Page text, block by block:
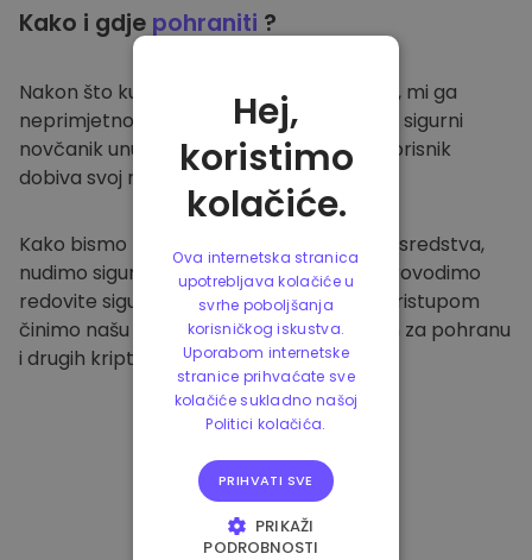
Kako i gdje pohraniti ?
Nakon što kupite na Kriptomat platformi , mi ga
neprimjetno prenosimo u vaš namjenski i sigurni
novčanik unutar naše platforme. Svaki korisnik
dobiva svoj novčanik.
Kako bismo zaštitili naše klijente i njihova sredstva,
nudimo sigurnu izvanmrežnu pohranu i provodimo
redovite sigurnosne provjere. Ovakvim pristupom
činimo našu platformu sigurnim mjestom za pohranu
i drugih kriptovaluta.
Hej,
koristimo
kolačiće.
Ova internetska stranica
upotrebljava kolačiće u
svrhe poboljšanja
korisničkog iskustva.
Uporabom internetske
stranice prihvaćate sve
kolačiće sukladno našoj
Politici kolačića.
PRIHVATI SVE
PRIKAŽI
PODROBNOSTI